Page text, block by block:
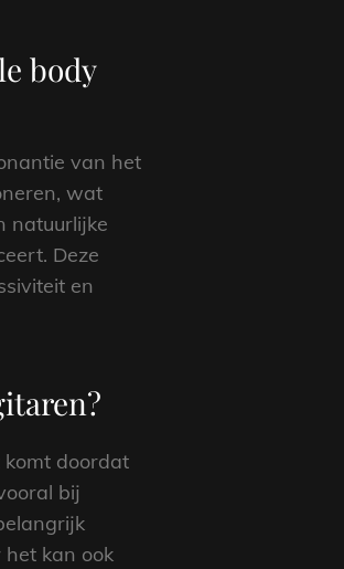
body
van het
wat
natuurlijke
Deze
en
komt doordat
bij
kan ook